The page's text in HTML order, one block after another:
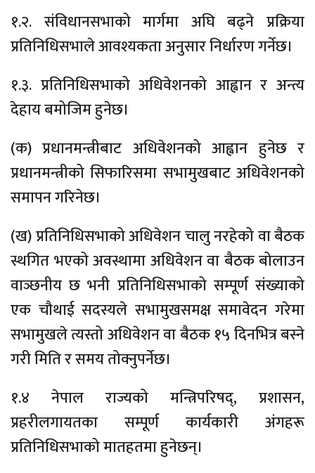
१.२. संविधानसभाको मार्गमा अघि बढ्ने प्रक्रिया
प्रतिनिधिसभाले आवश्यकता अनुसार निर्धारण गर्नेछ।
१.३. प्रतिनिधिसभाको अधिवेशनको आह्वान र अन्त्य
देहाय बमोजिम हुनेछ।
(क) प्रधानमन्त्रीबाट अधिवेशनको आह्वान हुनेछ र
प्रधानमन्त्रीको सिफारिसमा सभामुखबाट अधिवेशनको
समापन गरिनेछ।
(ख) प्रतिनिधिसभाको अधिवेशन चालु नरहेको वा बैठक
स्थगित भएको अवस्थामा अधिवेशन वा बैठक बोलाउन
वाञ्छनीय छ भनी प्रतिनिधिसभाको सम्पूर्ण संख्याको
एक चौथाई सदस्यले सभामुखसमक्ष समावेदन गरेमा
सभामुखले त्यस्तो अधिवेशन वा बैठक १५ दिनभित्र बस्ने
गरी मिति र समय तोक्नुपर्नेछ।
१.४ नेपाल राज्यको मन्त्रिपरिषद्, प्रशासन,
प्रहरीलगायतका सम्पूर्ण कार्यकारी अंगहरू
प्रतिनिधिसभाको मातहतमा हुनेछन्।